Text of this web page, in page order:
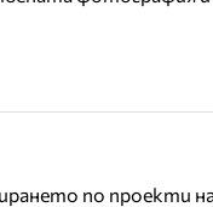
по проекти